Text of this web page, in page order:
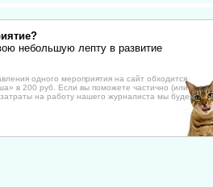
небольшую лепту в развитие
одного мероприятия на сайт обходится
в 200 руб. Если вы поможете частично (или
на работу нашего журналиста мы будем